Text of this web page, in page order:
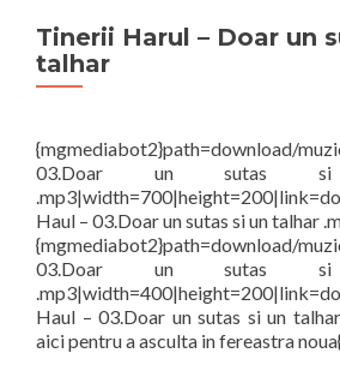
Tinerii Harul – Doar un
talhar
{mgmediabot2}path=download/
03.Doar un sutas
Haul – 03.Doar un sutas si un talhar
{mgmediabot2}path=download/
03.Doar un sutas
Haul – 03.Doar un sutas si un
aici pentru a asculta in fereastra